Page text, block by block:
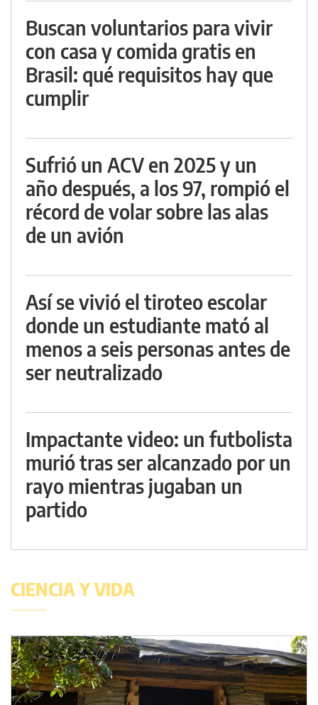
Buscan voluntarios para vivir
con casa y comida gratis en
Brasil: qué requisitos hay que
cumplir
Sufrió un ACV en 2025 y un
año después, a los 97, rompió el
récord de volar sobre las alas
de un avión
Así se vivió el tiroteo escolar
donde un estudiante mató al
menos a seis personas antes de
ser neutralizado
Impactante video: un futbolista
murió tras ser alcanzado por un
rayo mientras jugaban un
partido
CIENCIA Y VIDA